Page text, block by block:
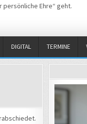
persönliche Ehre“ geht.
DIGITAL TERMINE